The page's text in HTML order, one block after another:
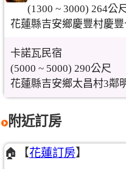
(1300 ~ 3000) 264公
花蓮縣吉安鄉慶豐村慶
卡諾瓦民宿
(5000 ~ 5000) 290公尺
花蓮縣吉安鄉太昌村3鄰
附近訂房
🏠【花蓮訂房】